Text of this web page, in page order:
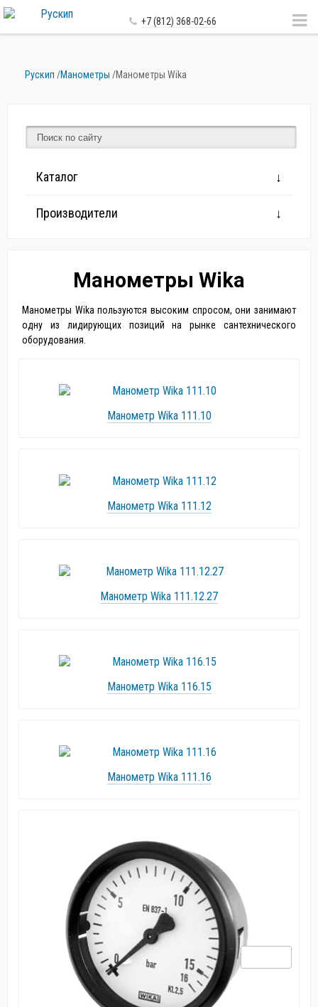
+7 (812) 368-02-66
Рускип /Манометры /Манометры Wika
Каталог
Производители
Манометры Wika
Манометры Wika пользуются высоким спросом, они занимают
одну из лидирующих позиций на рынке сантехнического
оборудования.
Манометр Wika 111.10
Манометр Wika 111.12
Манометр Wika 111.12.27
Манометр Wika 116.15
Манометр Wika 111.16